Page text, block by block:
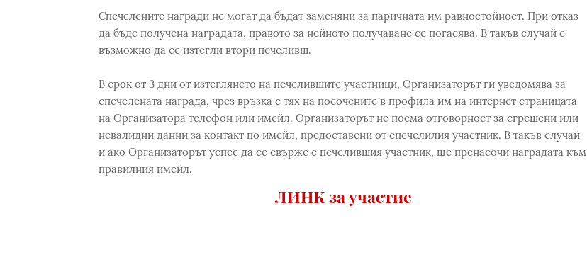
Спечелените награди не могат да бъдат заменяни за паричната им равностойност. При отказ
да бъде получена наградата, правото за нейното получаване се погасява. В такъв случай е
възможно да се изтегли втори печеливш.
В срок от 3 дни от изтеглянето на печелившите участници, Организаторът ги уведомява за
спечелената награда, чрез връзка с тях на посочените в профила им на интернет страницата
на Организатора телефон или имейл. Организаторът не поема отговорност за сгрешени или
невалидни данни за контакт по имейл, предоставени от спечелилия участник. В такъв случай
и ако Организаторът успее да се свърже с печелившия участник, ще пренасочи наградата към
правилния имейл.
ЛИНК за участие